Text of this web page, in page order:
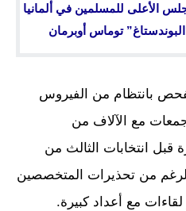
الأعلى للمسلمين في ألمانيا
توماس أوبرمان
بانتظام من الفيروس
لمرض كوفيد-19، تجمعات مع الآلاف من
قبل انتخابات الثالث من
من تحذيرات المتخصصين
مع أعداد كبيرة.